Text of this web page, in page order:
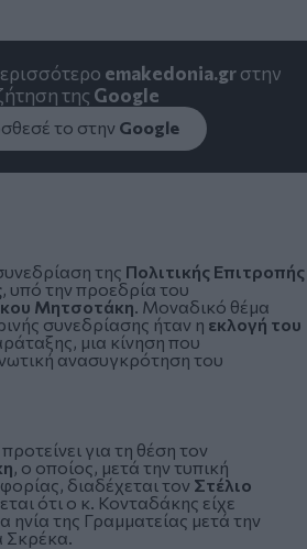
emakedonia.grστην
της Google
το στην Google
της Πολιτικής Επιτροπής
, υπό την προεδρία του
Μητσοτάκη. Μοναδικό θέμα
συνεδρίασης ήταν η εκλογή του
μια κίνηση που
ανασυγκρότηση του
για τη θέση τον
, ο οποίος, μετά την τυπική
διαδέχεται τον Στέλιο
ότι ο κ. Κονταδάκης είχε
της Γραμματείας μετά την
Σκρέκα.